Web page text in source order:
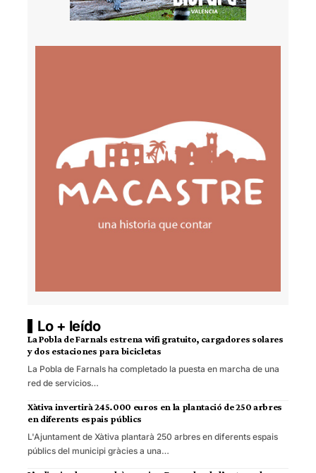
Lo + leído
La Pobla de Farnals estrena wifi gratuito, cargadores solares
y dos estaciones para bicicletas
La Pobla de Farnals ha completado la puesta en marcha de una
red de servicios…
Xàtiva invertirà 245.000 euros en la plantació de 250 arbres
en diferents espais públics
L'Ajuntament de Xàtiva plantarà 250 arbres en diferents espais
públics del municipi gràcies a una…